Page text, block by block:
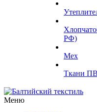
РФ)
Мех
Ткани
Меню